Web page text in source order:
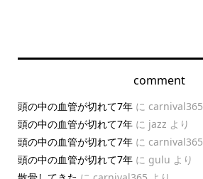
comment
頭の中の血管が切れて7年に carnival365
頭の中の血管が切れて7年に jazz より
頭の中の血管が切れて7年に carnival365
頭の中の血管が切れて7年に gulu より